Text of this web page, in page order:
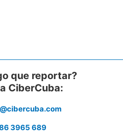
que reportar?
CiberCuba:
3965 689